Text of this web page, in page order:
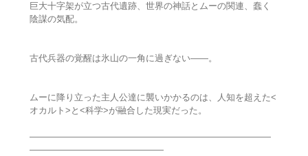
巨大十字架が立つ古代遺跡、世界の神話とムーの関連、蠢く
陰謀の気配。
古代兵器の覚醒は氷山の一角に過ぎない――。
ムーに降り立った主人公達に襲いかかるのは、人知を超えた<
オカルト>と<科学>が融合した現実だった。
―――――――――――――――――――――――――――
―――――――――――――――